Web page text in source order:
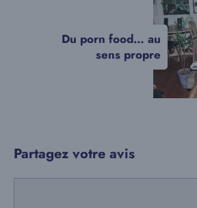
Du porn food… au
sens propre
Partagez votre avis